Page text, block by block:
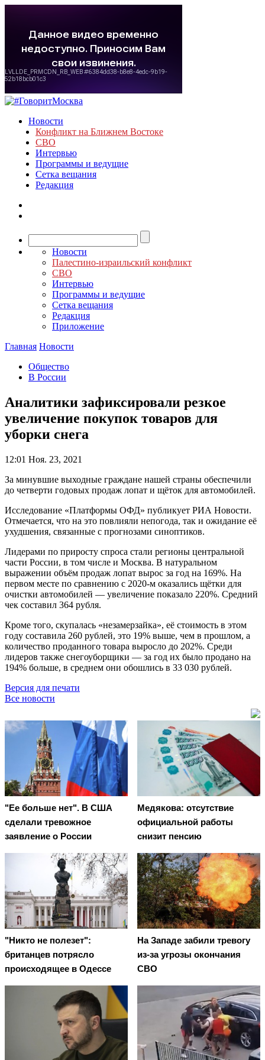
Новости
Конфликт на Ближнем Востоке
СВО
Интервью
Программы и ведущие
Сетка вещания
Редакция
Новости
Палестино-израильский конфликт
СВО
Интервью
Программы и ведущие
Сетка вещания
Редакция
Приложение
Главная Новости
Общество
В России
Аналитики зафиксировали резкое
увеличение покупок товаров для
уборки снега
12:01 Ноя. 23, 2021
За минувшие выходные граждане нашей страны обеспечили
до четверти годовых продаж лопат и щёток для автомобилей.
Исследование «Платформы ОФД» публикует РИА Новости.
Отмечается, что на это повлияли непогода, так и ожидание её
ухудшения, связанные с прогнозами синоптиков.
Лидерами по приросту спроса стали регионы центральной
части России, в том числе и Москва. В натуральном
выражении объём продаж лопат вырос за год на 169%. На
первом месте по сравнению с 2020-м оказались щётки для
очистки автомобилей — увеличение показало 220%. Средний
чек составил 364 рубля.
Кроме того, скупалась «незамерзайка», её стоимость в этом
году составила 260 рублей, это 19% выше, чем в прошлом, а
количество проданного товара выросло до 202%. Среди
лидеров также снегоуборщики — за год их было продано на
194% больше, в среднем они обошлись в 33 030 рублей.
Версия для печати
Все новости
"Ее больше нет". В США
сделали тревожное
заявление о России
Медякова: отсутствие
официальной работы
снизит пенсию
"Никто не полезет":
британцев потрясло
происходящее в Одессе
На Западе забили тревогу
из-за угрозы окончания
СВО